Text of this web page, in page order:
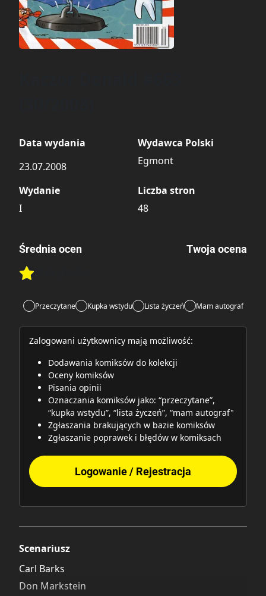
Data wydania
23.07.2008
Wydawca Polski
Egmont
Wydanie
I
Liczba stron
48
Średnia ocen
Rate this item:
Twoja ocena
Przeczytane Kupka wstydu Lista życzeń Mam autograf
Zalogowani użytkownicy mają możliwość:
Dodawania komiksów do kolekcji
Oceny komiksów
Pisania opinii
Oznaczania komiksów jako: “przeczytane”,
“kupka wstydu”, “lista życzeń”, “mam autograf"
Zgłaszania brakujących w bazie komiksów
Zgłaszanie poprawek i błędów w komiksach
Logowanie / Rejestracja
Scenariusz
Carl Barks
Don Markstein